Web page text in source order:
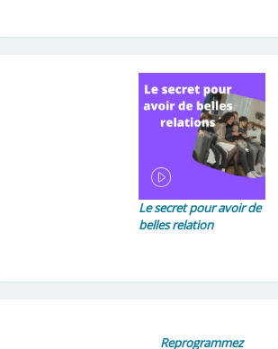
Le secret pour avoir de
belles relation
Reprogrammez